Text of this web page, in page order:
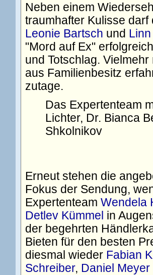
Neben einem
traumhafter Kulisse
Leonie Bartsch und
"Mord auf Ex"
und Totschlag.
aus Familienbesitz
zutage.
Das Expertenteam
Lichter, Dr. Bianca
Shkolnikov
Erneut stehen die
Fokus der Sendung,
Expertenteam Wendela
Detlev Kümmel in
der begehrten
Bieten für den besten
diesmal wieder Fabian
Schreiber, Daniel Meyer